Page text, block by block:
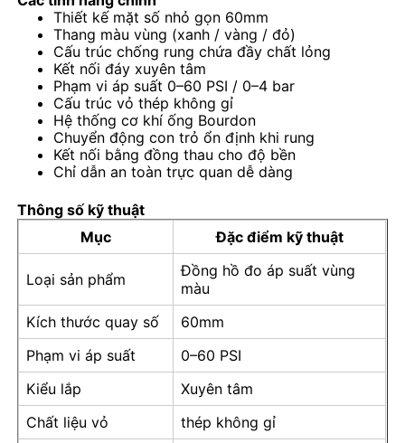
Tham quan nhà máy
Kiểm soát chất lượng
Liên hệ chúng tôi
Yêu cầu báo giá
đồng hồ đo áp suất thép không gỉ
Máy đo áp suất chống va chạm
Đồng hồ đo nhiệt độ và áp suất
Thiết kế mặt số nhỏ gọn 60mm
Thang màu vùng (xanh / vàng / đỏ)
Cấu trúc chống rung chứa đầy chất lỏng
Kết nối đáy xuyên tâm
Phạm vi áp suất 0–60 PSI / 0–4 bar
Cấu trúc vỏ thép không gỉ
Hệ thống cơ khí ống Bourdon
Chuyển động con trỏ ổn định khi rung
Kết nối bằng đồng thau cho độ bền
Chỉ dẫn an toàn trực quan dễ dàng
Thông số kỹ thuật
Mục
Đặc điểm kỹ thuật
Loại sản phẩm
Đồng hồ đo áp suất vùng
màu
Kích thước quay số
60mm
Phạm vi áp suất
0–60 PSI
Kiểu lắp
Xuyên tâm
Chất liệu vỏ
thép không gỉ